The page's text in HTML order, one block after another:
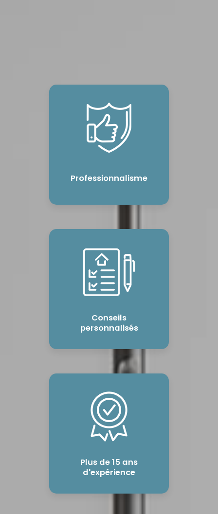
Professionnalisme
Conseils
personnalisés
Plus de 15 ans
d'expérience